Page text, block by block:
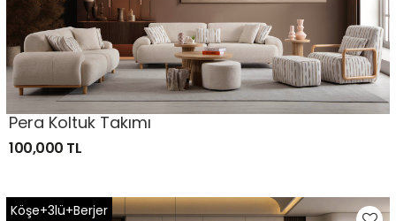
Pera Koltuk Takımı
100,000 TL
Köşe+3lü+Berjer